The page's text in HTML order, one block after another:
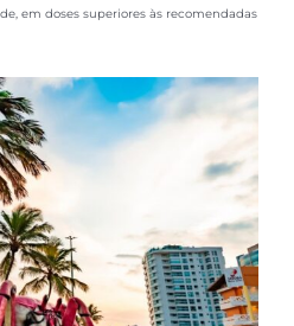
em doses superiores às recomendadas